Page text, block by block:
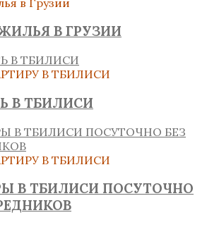
В ГРУЗИИ
В ТБИЛИСИ
В ТБИЛИСИ
В ТБИЛИСИ
В ТБИЛИСИ ПОСУТОЧНО